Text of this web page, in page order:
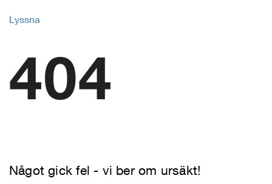
Lyssna
404
Något gick fel - vi ber om ursäkt!